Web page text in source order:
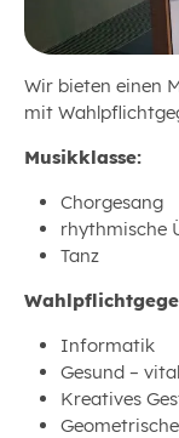
Wir bieten einen
mit
Musikklasse:
Chorgesang
rhythmische
Tanz
Informatik
Gesund –
Kreatives